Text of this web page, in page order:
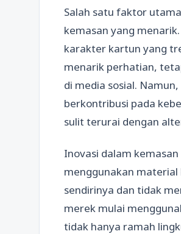
Salah satu faktor
kemasan yang
karakter kartun yang
menarik perhatian,
di media sosial.
berkontribusi pada
sulit terurai dengan
Inovasi dalam
menggunakan
sendirinya dan tidak
merek mulai
tidak hanya ramah